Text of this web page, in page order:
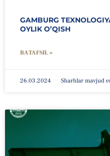
GAMBURG
OYLIK O’QISH
BATAFSIL »
26.03.2024 Sharhlar mavjud